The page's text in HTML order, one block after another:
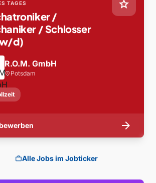
star
TAGES
/
/ Schlosser
d)
R.O.M. GmbH
location_on Potsdam
arrow_forward
workAlle Jobs im Jobticker